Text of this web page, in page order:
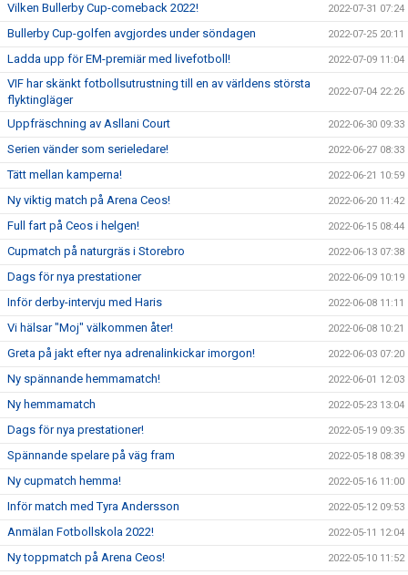
Vilken Bullerby Cup-comeback 2022! 2022-07-31 07:24
Bullerby Cup-golfen avgjordes under söndagen 2022-07-25 20:11
Ladda upp för EM-premiär med livefotboll! 2022-07-09 11:04
VIF har skänkt fotbollsutrustning till en av världens största
flyktingläger
2022-07-04 22:26
Uppfräschning av Asllani Court 2022-06-30 09:33
Serien vänder som serieledare! 2022-06-27 08:33
Tätt mellan kamperna! 2022-06-21 10:59
Ny viktig match på Arena Ceos! 2022-06-20 11:42
Full fart på Ceos i helgen! 2022-06-15 08:44
Cupmatch på naturgräs i Storebro 2022-06-13 07:38
Dags för nya prestationer 2022-06-09 10:19
Inför derby-intervju med Haris 2022-06-08 11:11
Vi hälsar "Moj" välkommen åter! 2022-06-08 10:21
Greta på jakt efter nya adrenalinkickar imorgon! 2022-06-03 07:20
Ny spännande hemmamatch! 2022-06-01 12:03
Ny hemmamatch 2022-05-23 13:04
Dags för nya prestationer! 2022-05-19 09:35
Spännande spelare på väg fram 2022-05-18 08:39
Ny cupmatch hemma! 2022-05-16 11:00
Inför match med Tyra Andersson 2022-05-12 09:53
Anmälan Fotbollskola 2022! 2022-05-11 12:04
Ny toppmatch på Arena Ceos! 2022-05-10 11:52